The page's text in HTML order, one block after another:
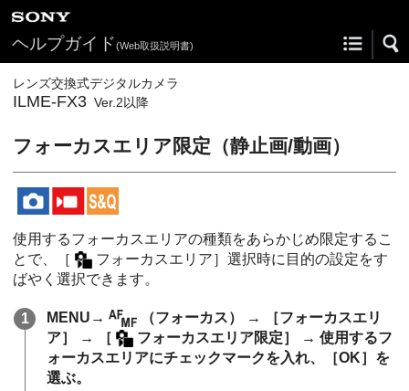
ヘルプガイド(Web取扱説明書)
レンズ交換式デジタルカメラ
ILME-FX3 Ver.2以降
フォーカスエリア限定 （静止画/動画）
使用するフォーカスエリアの種類をあらかじめ限定するこ
とで、
［ フォーカスエリア］ 選択時に目的の設定をす
ばやく選択できます。
MENU → （フォーカス） →
［フォーカスエリ
ア］
→ ［ フォーカスエリア限定］
→ 使用するフ
ォーカスエリアにチェックマークを入れ、
［OK］ を
選ぶ。